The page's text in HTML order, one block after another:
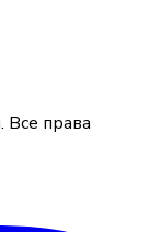
. Все права